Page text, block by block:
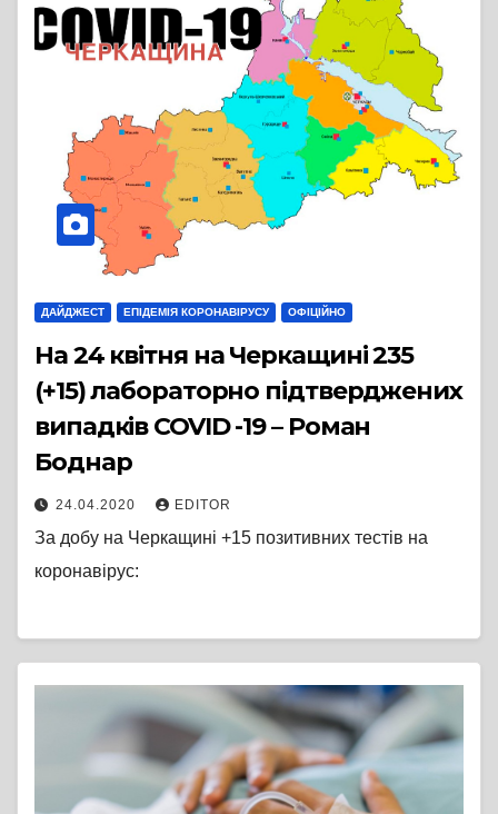
ДАЙДЖЕСТ ЕПІДЕМІЯ КОРОНАВІРУСУ ОФІЦІЙНО
На 24 квітня на Черкащині 235
(+15) лабораторно підтверджених
випадків COVID -19 – Роман
Боднар
24.04.2020 EDITOR
За добу на Черкащині +15 позитивних тестів на
коронавірус: